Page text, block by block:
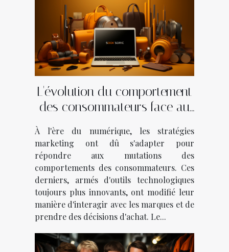
L'évolution du comportement
des consommateurs face au
À l'ère du numérique, les stratégies
marketing ont dû s'adapter pour
répondre aux mutations des
comportements des consommateurs. Ces
derniers, armés d'outils technologiques
toujours plus innovants, ont modifié leur
manière d'interagir avec les marques et de
prendre des décisions d'achat. Le...